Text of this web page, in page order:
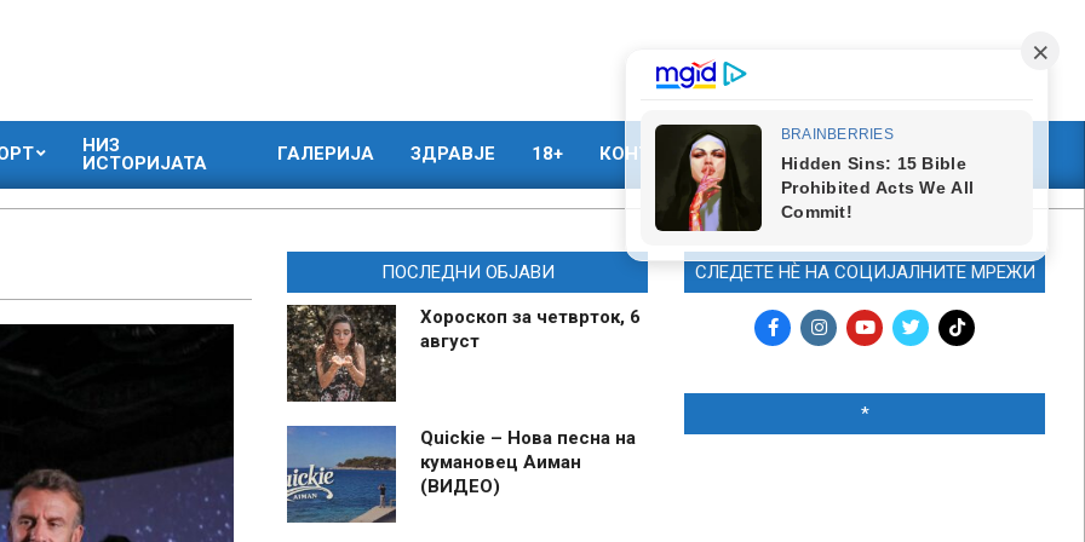
НИЗ
ИСТОРИЈАТА
ГАЛЕРИЈА ЗДРАВЈЕ 18+ КОНТАКТ МАРКЕТИНГ
ПОСЛЕДНИ ОБЈАВИ
Хороскоп за четврток, 6
август
Quickie – Нова песна на
кумановец Аиман
(ВИДЕО)
СЛЕДЕТЕ НЀ НА СОЦИЈАЛНИТЕ МРЕЖИ
*